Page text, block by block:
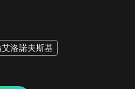
艾洛諾夫斯基